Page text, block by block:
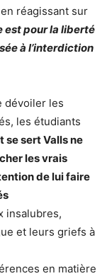
réagissant sur
est pour la liberté
à l’interdiction
dévoiler les
les étudiants
se sert Valls ne
les vrais
de lui faire
insalubres,
et leurs griefs à
en matière